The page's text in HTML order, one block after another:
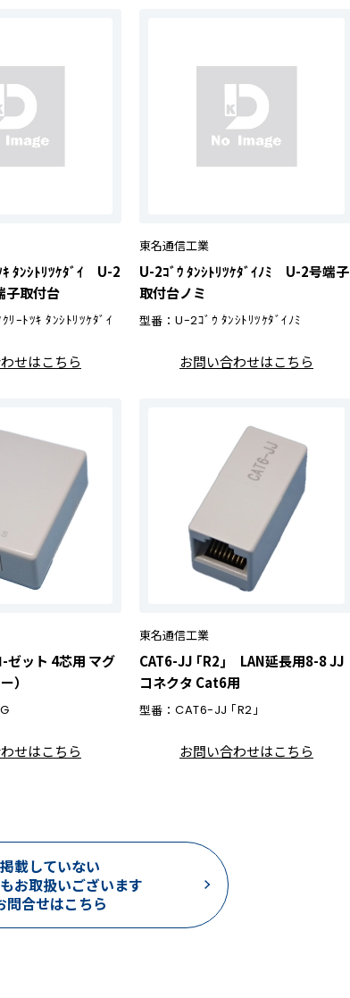
ｷ ﾀﾝｼﾄﾘﾂｹﾀﾞｲ U-2
子取付台
ﾘ-ﾄﾂｷ ﾀﾝｼﾄﾘﾂｹﾀﾞｲ
せはこちら
東名通信工業
U-2ｺﾞｳ ﾀﾝｼﾄﾘﾂｹﾀﾞｲﾉﾐ U-2号端子
取付台ノミ
型番： U-2ｺﾞｳ ﾀﾝｼﾄﾘﾂｹﾀﾞｲﾉﾐ
お問い合わせはこちら
ット 4芯用 マグ
）
せはこちら
東名通信工業
CAT6-JJ ｢R2｣ LAN延長用8-8 JJ
コネクタ Cat6用
型番： CAT6-JJ ｢R2｣
お問い合わせはこちら
載していない
お取扱いございます
問合せはこちら